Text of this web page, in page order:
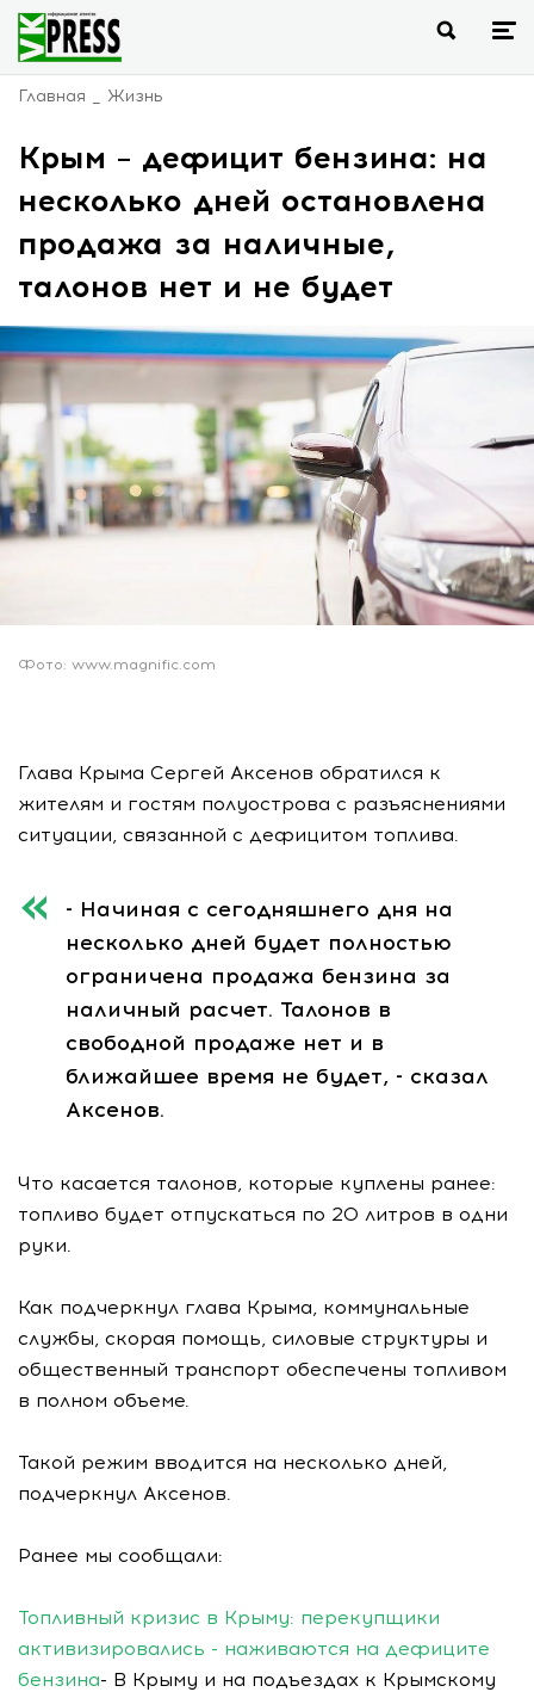
Главная Жизнь
Крым – дефицит бензина: на
несколько дней остановлена
продажа за наличные,
талонов нет и не будет
Фото: www.magnific.com
Глава Крыма Сергей Аксенов обратился к
жителям и гостям полуострова с разъяснениями
ситуации, связанной с дефицитом топлива.
- Начиная с сегодняшнего дня на
несколько дней будет полностью
ограничена продажа бензина за
наличный расчет. Талонов в
свободной продаже нет и в
ближайшее время не будет, - сказал
Аксенов.
Что касается талонов, которые куплены ранее:
топливо будет отпускаться по 20 литров в одни
руки.
Как подчеркнул глава Крыма, коммунальные
службы, скорая помощь, силовые структуры и
общественный транспорт обеспечены топливом
в полном объеме.
Такой режим вводится на несколько дней,
подчеркнул Аксенов.
Ранее мы сообщали:
Топливный кризис в Крыму: перекупщики
активизировались - наживаются на дефиците
бензина- В Крыму и на подъездах к Крымскому